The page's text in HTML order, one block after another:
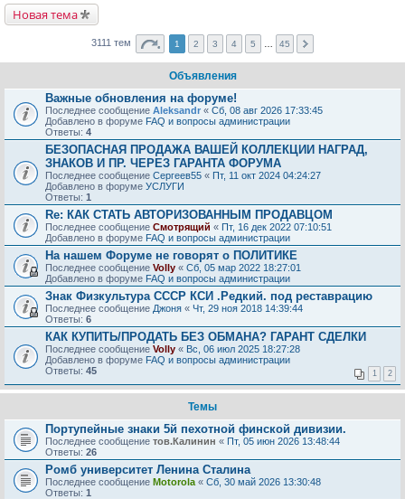
Новая тема
3111 тем 1 2 3 4 5 45
Объявления
Важные обновления на форуме!
Последнее сообщение Aleksandr « Сб, 08 авг 2026 17:33:45
Добавлено в форуме FAQ и вопросы администрации
Ответы: 4
БЕЗОПАСНАЯ ПРОДАЖА ВАШЕЙ КОЛЛЕКЦИИ НАГРАД,
ЗНАКОВ И ПР. ЧЕРЕЗ ГАРАНТА ФОРУМА
Последнее сообщение Сергеев55 « Пт, 11 окт 2024 04:24:27
Добавлено в форуме УСЛУГИ
Ответы: 1
Re: КАК СТАТЬ АВТОРИЗОВАННЫМ ПРОДАВЦОМ
Последнее сообщение Смотрящий « Пт, 16 дек 2022 07:10:51
Добавлено в форуме FAQ и вопросы администрации
На нашем Форуме не говорят о ПОЛИТИКЕ
Последнее сообщение Volly « Сб, 05 мар 2022 18:27:01
Добавлено в форуме FAQ и вопросы администрации
Знак Физкультура СССР КСИ .Редкий. под реставрацию
Последнее сообщение Джоня « Чт, 29 ноя 2018 14:39:44
Ответы: 6
КАК КУПИТЬ/ПРОДАТЬ БЕЗ ОБМАНА? ГАРАНТ СДЕЛКИ
Последнее сообщение Volly « Вс, 06 июл 2025 18:27:28
Добавлено в форуме FAQ и вопросы администрации
Ответы: 45 1 2
Темы
Портупейные знаки 5й пехотной финской дивизии.
Последнее сообщение тов.Калинин « Пт, 05 июн 2026 13:48:44
Ответы: 26
Ромб университет Ленина Сталина
Последнее сообщение Motorola « Сб, 30 май 2026 13:30:48
Ответы: 1